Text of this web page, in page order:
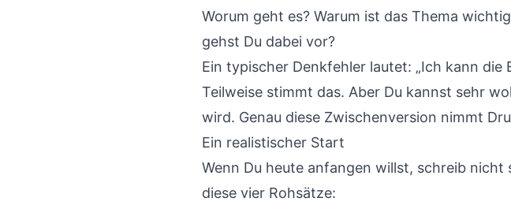
Worum geht es? Warum ist das Thema
gehst Du dabei vor?
Ein typischer Denkfehler lautet: „Ich kann die
Teilweise stimmt das. Aber Du kannst sehr
wird. Genau diese Zwischenversion nimmt
Ein realistischer Start
Wenn Du heute anfangen willst, schreib
diese vier Rohsätze: